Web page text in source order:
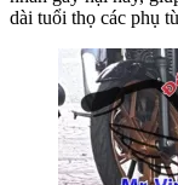
dài tuổi thọ các phụ